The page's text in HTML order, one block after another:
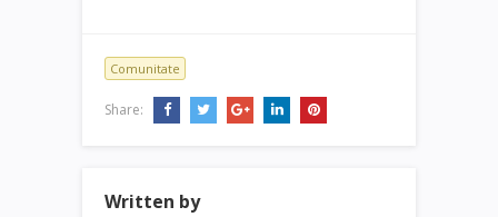
Comunitate
Share:
Written by